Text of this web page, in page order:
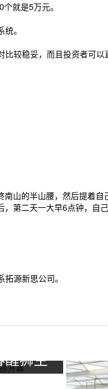
就是5万元。
。
较稳妥，而且投资者可
山的半山腰，然后提着自
第二天一大早6点钟，自己
源新思公司。
醒狮主